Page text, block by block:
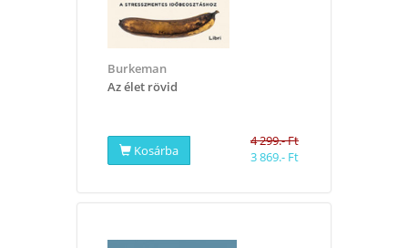
Burkeman
Az élet rövid
Kosárba
4 299.- Ft
3 869.- Ft